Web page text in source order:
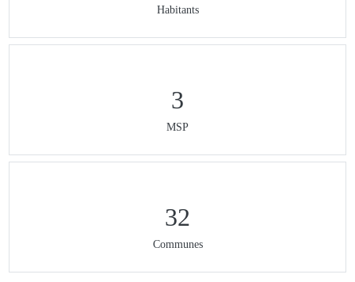
Habitants
3
MSP
32
Communes